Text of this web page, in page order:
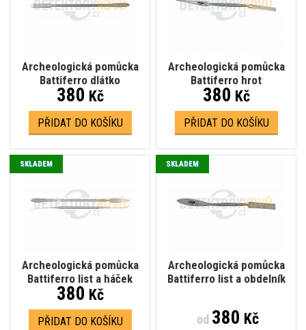
Archeologická pomůcka
Battiferro dlátko
380 Kč
PŘIDAT DO KOŠÍKU
Archeologická pomůcka
Battiferro hrot
380 Kč
PŘIDAT DO KOŠÍKU
Archeologická pomůcka
Battiferro list a háček
SKLADEM
380 Kč
PŘIDAT DO KOŠÍKU
Archeologická pomůcka
Battiferro list a obdelník
SKLADEM
od380 Kč